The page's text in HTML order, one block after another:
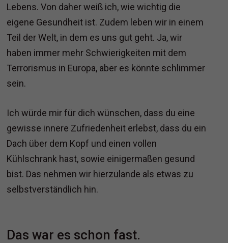
Lebens. Von daher weiß ich, wie wichtig die
eigene Gesundheit ist. Zudem leben wir in einem
Teil der Welt, in dem es uns gut geht. Ja, wir
haben immer mehr Schwierigkeiten mit dem
Terrorismus in Europa, aber es könnte schlimmer
sein.
Ich würde mir für dich wünschen, dass du eine
gewisse innere Zufriedenheit erlebst, dass du ein
Dach über dem Kopf und einen vollen
Kühlschrank hast, sowie einigermaßen gesund
bist. Das nehmen wir hierzulande als etwas zu
selbstverständlich hin.
Das war es schon fast.